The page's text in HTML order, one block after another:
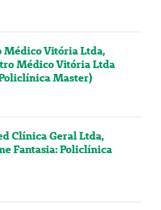
Médico Vitória Ltda,
Médico Vitória Ltda
Master)
Clínica Geral Ltda,
Fantasia: Policlínica